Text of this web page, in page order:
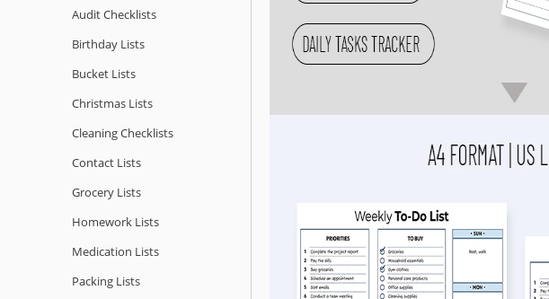
Audit Checklists
Birthday Lists
Bucket Lists
Christmas Lists
Cleaning Checklists
Contact Lists
Grocery Lists
Homework Lists
Medication Lists
Packing Lists